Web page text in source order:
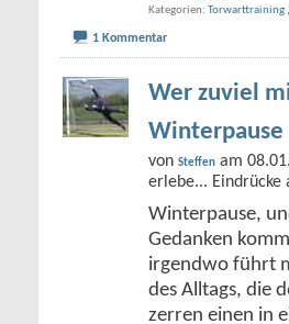
Kategorien Torwarttraining ,
1 Kommentar
Wer zuviel
Winterpause
von Steffen am
erlebe... Eindrücke
Winterpause,
Gedanken
irgendwo führt
des Alltags, die
zerren einen in